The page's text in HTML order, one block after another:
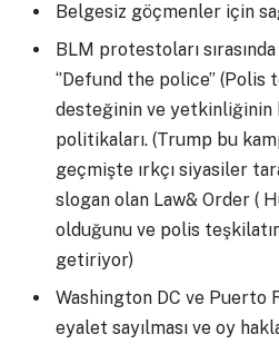
Belgesiz göçmenler için
BLM protestoları
‘’Defund the police’’
desteğinin ve yetkinliğinin
politikaları. (Trump bu
geçmişte ırkçı siyasiler
slogan olan Law& Order (
olduğunu ve polis
getiriyor)
Washington DC ve Puerto
eyalet sayılması ve oy